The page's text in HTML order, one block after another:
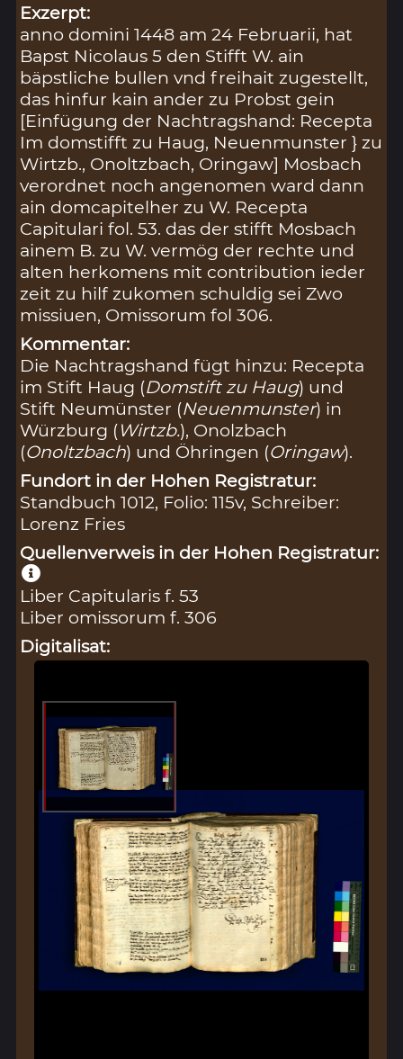
Exzerpt:
anno domini 1448 am 24 Februarii, hat
Bapst Nicolaus 5 den Stifft W. ain
bäpstliche bullen vnd freihait zugestellt,
das hinfur kain ander zu Probst gein
[Einfügung der Nachtragshand: Recepta
Im domstifft zu Haug, Neuenmunster } zu
Wirtzb., Onoltzbach, Oringaw] Mosbach
verordnet noch angenomen ward dann
ain domcapitelher zu W. Recepta
Capitulari fol. 53. das der stifft Mosbach
ainem B. zu W. vermög der rechte und
alten herkomens mit contribution ieder
zeit zu hilf zukomen schuldig sei Zwo
missiuen, Omissorum fol 306.
Kommentar:
Die Nachtragshand fügt hinzu: Recepta
im Stift Haug (Domstift zu Haug) und
Stift Neumünster (Neuenmunster) in
Würzburg (Wirtzb.), Onolzbach
(Onoltzbach) und Öhringen (Oringaw).
Fundort in der Hohen Registratur:
Standbuch 1012, Folio: 115v, Schreiber:
Lorenz Fries
Quellenverweis in der Hohen Registratur:
Liber Capitularis f. 53
Liber omissorum f. 306
Digitalisat: